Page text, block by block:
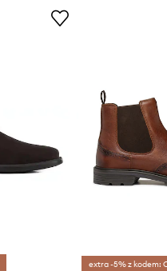
extra -5% z kodem: